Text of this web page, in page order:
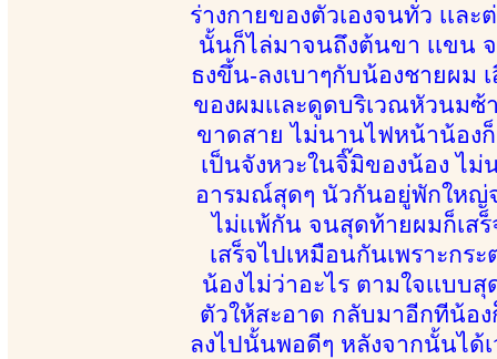
ร่างกายของตัวเองจนทั่ว เเ
นั้นก็ไล่มาจนถึงต้นขา เเขน
ธงขึ้น-ลงเบาๆกับน้องชายผม
ของผมเเละดูดบริเวณหัวนม
ขาดสาย ไม่นานไฟหน้าน้องก็
เป็นจังหวะในจิ๊มิของน้อง ไม่
อารมณ์สุดๆ นัวกันอยู่พักใหญ่จ
ไม่เเพ้กัน จนสุดท้ายผมก็เส
เสร็จไปเหมือนกันเพราะกร
น้องไม่ว่าอะไร ตามใจเเบบ
ตัวให้สะอาด กลับมาอีกทีน้อ
ลงไปนั้นพอดีๆ หลังจากนั้นได้